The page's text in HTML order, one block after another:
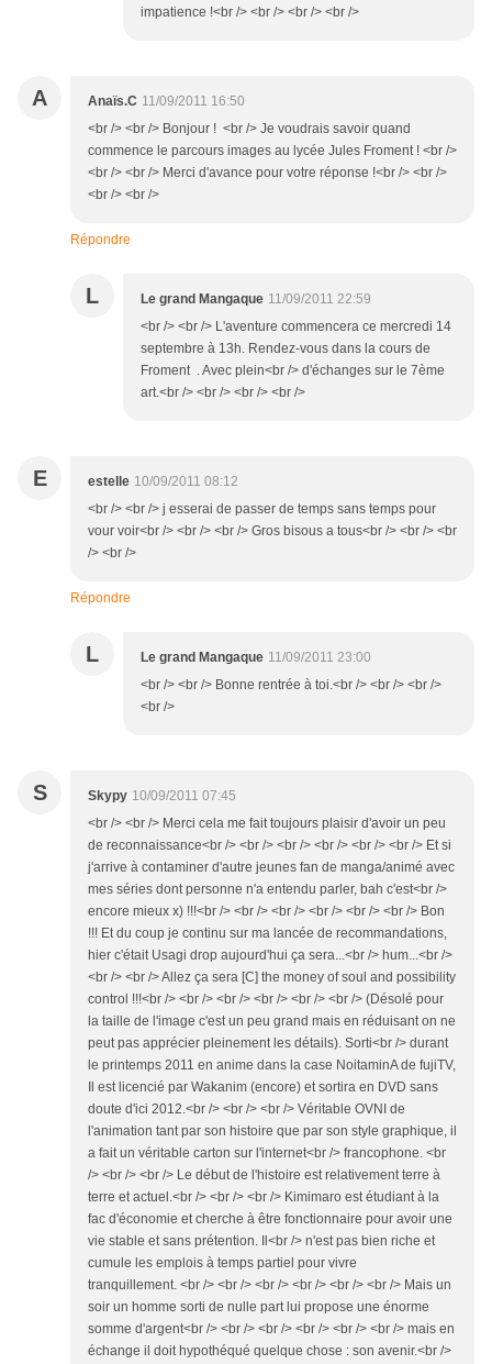
impatience !<br /> <br /> <br /> <br />
A Anaïs.C 11/09/2011 16:50
<br /> <br /> Bonjour ! <br /> Je voudrais savoir quand
commence le parcours images au lycée Jules Froment ! <br />
<br /> <br /> Merci d'avance pour votre réponse !<br /> <br />
<br /> <br />
Répondre
L Le grand Mangaque 11/09/2011 22:59
<br /> <br /> L'aventure commencera ce mercredi 14
septembre à 13h. Rendez-vous dans la cours de
Froment . Avec plein<br /> d'échanges sur le 7ème
art.<br /> <br /> <br /> <br />
E estelle 10/09/2011 08:12
<br /> <br /> j esserai de passer de temps sans temps pour
vour voir<br /> <br /> <br /> Gros bisous a tous<br /> <br /> <br
/> <br />
Répondre
L Le grand Mangaque 11/09/2011 23:00
<br /> <br /> Bonne rentrée à toi.<br /> <br /> <br />
<br />
S Skypy 10/09/2011 07:45
<br /> <br /> Merci cela me fait toujours plaisir d'avoir un peu
de reconnaissance<br /> <br /> <br /> <br /> <br /> <br /> Et si
j'arrive à contaminer d'autre jeunes fan de manga/animé avec
mes séries dont personne n'a entendu parler, bah c'est<br />
encore mieux x) !!!<br /> <br /> <br /> <br /> <br /> <br /> Bon
!!! Et du coup je continu sur ma lancée de recommandations,
hier c'était Usagi drop aujourd'hui ça sera...<br /> hum...<br />
<br /> <br /> Allez ça sera [C] the money of soul and possibility
control !!!<br /> <br /> <br /> <br /> <br /> <br /> (Désolé pour
la taille de l'image c'est un peu grand mais en réduisant on ne
peut pas apprécier pleinement les détails). Sorti<br /> durant
le printemps 2011 en anime dans la case NoitaminA de fujiTV,
Il est licencié par Wakanim (encore) et sortira en DVD sans
doute d'ici 2012.<br /> <br /> <br /> Véritable OVNI de
l'animation tant par son histoire que par son style graphique, il
a fait un véritable carton sur l'internet<br /> francophone. <br
/> <br /> <br /> Le début de l'histoire est relativement terre à
terre et actuel.<br /> <br /> <br /> Kimimaro est étudiant à la
fac d'économie et cherche à être fonctionnaire pour avoir une
vie stable et sans prétention. Il<br /> n'est pas bien riche et
cumule les emplois à temps partiel pour vivre
tranquillement. <br /> <br /> <br /> <br /> <br /> <br /> Mais un
soir un homme sorti de nulle part lui propose une énorme
somme d'argent<br /> <br /> <br /> <br /> <br /> <br /> mais en
échange il doit hypothéqué quelque chose : son avenir.<br />